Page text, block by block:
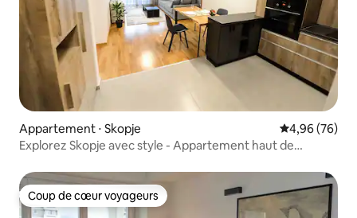
Appartement ⋅ Skopje Évaluation
4,96 (76)
Explorez Skopje avec style - Appartement haut de
Coup de cœur voyageurs
Coup de cœur voyageurs